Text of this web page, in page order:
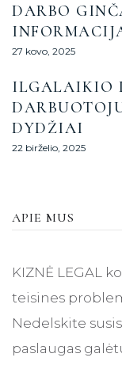
DARBO
27 kovo, 2025
ILGALAIKIO
DYDŽIAI
22 birželio, 2025
APIE MUS
KIZNĖ LEGAL
teisines
Nedelskite
paslaugas